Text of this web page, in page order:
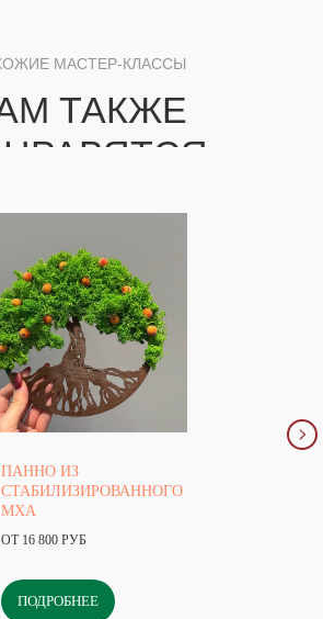
ПАННО ИЗ
СТАБИЛИЗИРОВАННОГО
МХА
ОТ 16 800 РУБ
ПОДРОБНЕЕ